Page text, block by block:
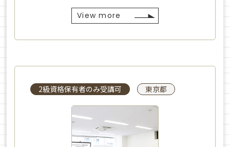
View more
2級資格保有者のみ受講可 東京都